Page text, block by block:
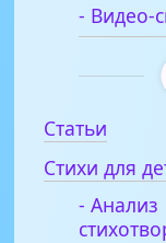
- Видео-
Статьи
Стихи для
- Анализ